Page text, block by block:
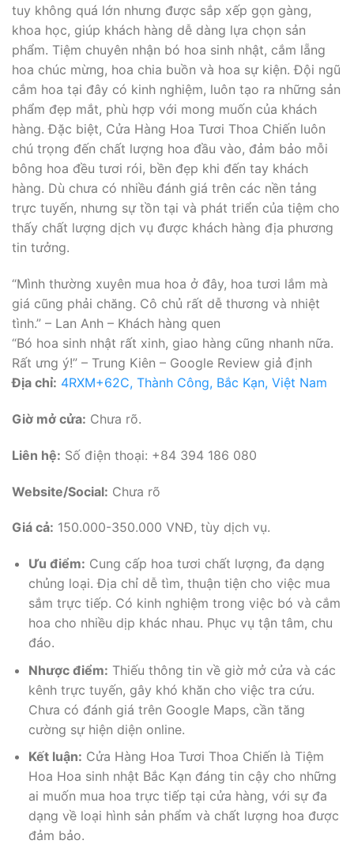
tuy không quá lớn nhưng được sắp xếp gọn gàng,
khoa học, giúp khách hàng dễ dàng lựa chọn sản
phẩm. Tiệm chuyên nhận bó hoa sinh nhật, cắm lẵng
hoa chúc mừng, hoa chia buồn và hoa sự kiện. Đội ngũ
cắm hoa tại đây có kinh nghiệm, luôn tạo ra những sản
phẩm đẹp mắt, phù hợp với mong muốn của khách
hàng. Đặc biệt, Cửa Hàng Hoa Tươi Thoa Chiến luôn
chú trọng đến chất lượng hoa đầu vào, đảm bảo mỗi
bông hoa đều tươi rói, bền đẹp khi đến tay khách
hàng. Dù chưa có nhiều đánh giá trên các nền tảng
trực tuyến, nhưng sự tồn tại và phát triển của tiệm cho
thấy chất lượng dịch vụ được khách hàng địa phương
tin tưởng.
“Mình thường xuyên mua hoa ở đây, hoa tươi lắm mà
giá cũng phải chăng. Cô chủ rất dễ thương và nhiệt
tình.” – Lan Anh – Khách hàng quen
“Bó hoa sinh nhật rất xinh, giao hàng cũng nhanh nữa.
Rất ưng ý!” – Trung Kiên – Google Review giả định
Địa chỉ: 4RXM+62C, Thành Công, Bắc Kạn, Việt Nam
Giờ mở cửa: Chưa rõ.
Liên hệ: Số điện thoại: +84 394 186 080
Website/Social: Chưa rõ
Giá cả: 150.000-350.000 VNĐ, tùy dịch vụ.
Ưu điểm: Cung cấp hoa tươi chất lượng, đa dạng
chủng loại. Địa chỉ dễ tìm, thuận tiện cho việc mua
sắm trực tiếp. Có kinh nghiệm trong việc bó và cắm
hoa cho nhiều dịp khác nhau. Phục vụ tận tâm, chu
đáo.
Nhược điểm: Thiếu thông tin về giờ mở cửa và các
kênh trực tuyến, gây khó khăn cho việc tra cứu.
Chưa có đánh giá trên Google Maps, cần tăng
cường sự hiện diện online.
Kết luận: Cửa Hàng Hoa Tươi Thoa Chiến là Tiệm
Hoa Hoa sinh nhật Bắc Kạn đáng tin cậy cho những
ai muốn mua hoa trực tiếp tại cửa hàng, với sự đa
dạng về loại hình sản phẩm và chất lượng hoa được
đảm bảo.